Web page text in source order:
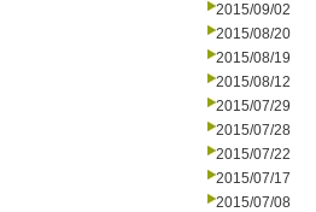
2015/09/02
2015/08/20
2015/08/19
2015/08/12
2015/07/29
2015/07/28
2015/07/22
2015/07/17
2015/07/08